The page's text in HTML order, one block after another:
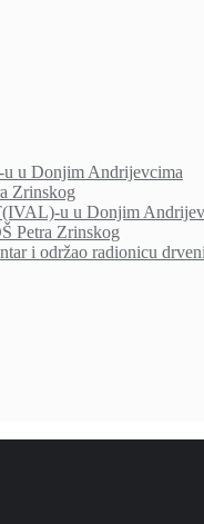
u Donjim Andrijevcima
Zrinskog
u u Donjim
Petra Zrinskog
i održao radionicu